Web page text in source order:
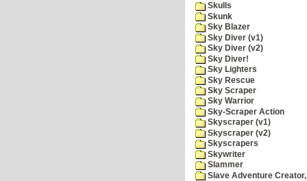
Skulls
Skunk
Sky Blazer
Sky Diver (v1)
Sky Diver (v2)
Sky Diver!
Sky Lighters
Sky Rescue
Sky Scraper
Sky Warrior
Sky-Scraper Action
Skyscraper (v1)
Skyscraper (v2)
Skyscrapers
Skywriter
Slammer
Slave Adventure Creator,